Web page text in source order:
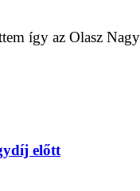
így az Olasz
előtt